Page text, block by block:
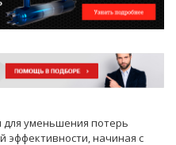
для уменьшения потерь
эффективности, начиная с